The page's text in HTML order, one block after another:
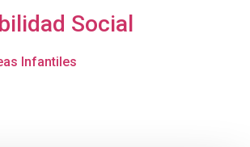
Social
Infantiles